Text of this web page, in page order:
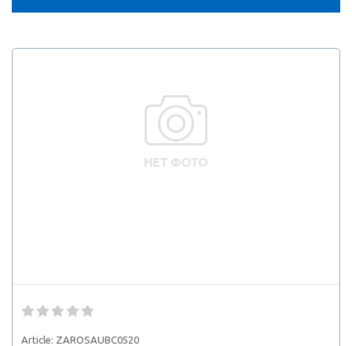
Article: ZAROSAUBC0520